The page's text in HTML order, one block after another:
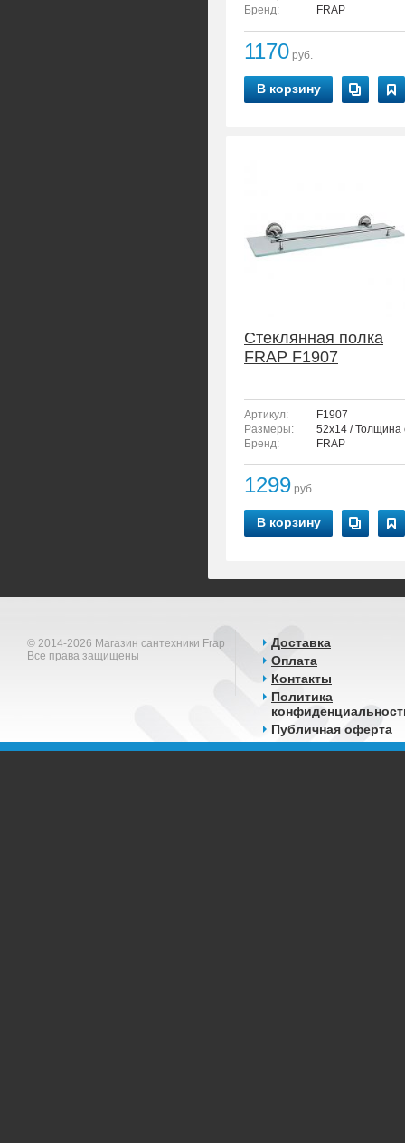
Бренд:
FRAP
1170 руб.
В корзину
Стеклянная полка
FRAP F1907
Артикул:
F1907
Размеры:
52x14 / Толщина
Бренд:
FRAP
1299 руб.
В корзину
© 2014-2026 Магазин сантехники Frap
Все права защищены
Доставка
Оплата
Контакты
Политика
Публичная оферта